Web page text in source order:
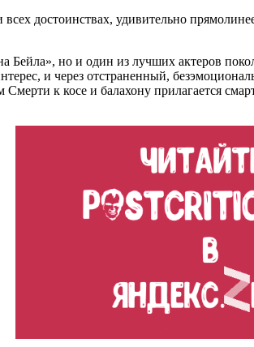
достоинствах, удивительно
Бейла», но и один из лучших актеров
и через отстраненный,
к косе и балахону прилагается